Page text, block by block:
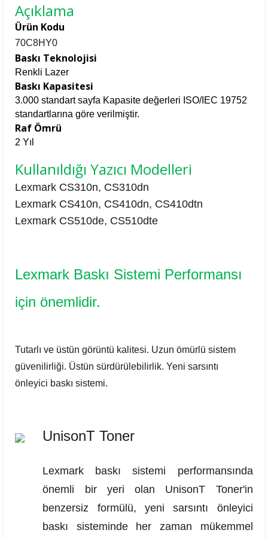
Açıklama
Ürün Kodu
70C8HY0
Baskı Teknolojisi
Renkli Lazer
Baskı Kapasitesi
3.000 standart sayfa Kapasite değerleri ISO/IEC 19752
standartlarına göre verilmiştir.
Raf Ömrü
2 Yıl
Kullanıldığı Yazıcı Modelleri
Lexmark CS310n, CS310dn
Lexmark CS410n, CS410dn, CS410dtn
Lexmark CS510de, CS510dte
Lexmark Baskı Sistemi Performansı
için önemlidir.
Tutarlı ve üstün görüntü kalitesi. Uzun ömürlü sistem
güvenilirliği. Üstün sürdürülebilirlik. Yeni sarsıntı
önleyici baskı sistemi.
UnisonT Toner
Lexmark baskı sistemi performansında
önemli bir yeri olan UnisonT Toner'in
benzersiz formülü, yeni sarsıntı önleyici
baskı sisteminde her zaman mükemmel